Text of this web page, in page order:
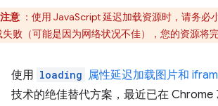
注意 ：使用 JavaScript 延迟加载资源时，请务必
失败（可能是因为网络状况不佳），您的资源将完
使用 loading 属性延迟加载图片和
技术的绝佳替代方案，最近已在 Chrome